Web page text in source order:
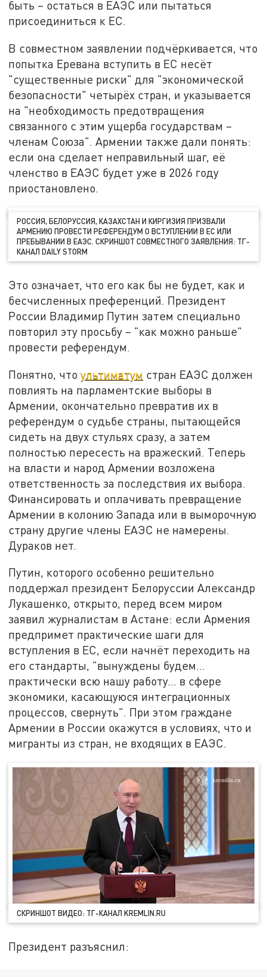
быть – остаться в ЕАЭС или пытаться
присоединиться к ЕС.
В совместном заявлении подчёркивается, что
попытка Еревана вступить в ЕС несёт
"существенные риски" для "экономической
безопасности" четырёх стран, и указывается
на "необходимость предотвращения
связанного с этим ущерба государствам –
членам Союза". Армении также дали понять:
если она сделает неправильный шаг, её
членство в ЕАЭС будет уже в 2026 году
приостановлено.
РОССИЯ, БЕЛОРУССИЯ, КАЗАХСТАН И КИРГИЗИЯ ПРИЗВАЛИ
АРМЕНИЮ ПРОВЕСТИ РЕФЕРЕНДУМ О ВСТУПЛЕНИИ В ЕС ИЛИ
ПРЕБЫВАНИИ В ЕАЭС. СКРИНШОТ СОВМЕСТНОГО ЗАЯВЛЕНИЯ: ТГ-
КАНАЛ DAILY STORM
Это означает, что его как бы не будет, как и
бесчисленных преференций. Президент
России Владимир Путин затем специально
повторил эту просьбу – "как можно раньше"
провести референдум.
Понятно, чтоультиматум стран ЕАЭС должен
повлиять на парламентские выборы в
Армении, окончательно превратив их в
референдум о судьбе страны, пытающейся
сидеть на двух стульях сразу, а затем
полностью пересесть на вражеский. Теперь
на власти и народ Армении возложена
ответственность за последствия их выбора.
Финансировать и оплачивать превращение
Армении в колонию Запада или в выморочную
страну другие члены ЕАЭС не намерены.
Дураков нет.
Путин, которого особенно решительно
поддержал президент Белоруссии Александр
Лукашенко, открыто, перед всем миром
заявил журналистам в Астане: если Армения
предпримет практические шаги для
вступления в ЕС, если начнёт переходить на
его стандарты, "вынуждены будем…
практически всю нашу работу… в сфере
экономики, касающуюся интеграционных
процессов, свернуть". При этом граждане
Армении в России окажутся в условиях, что и
мигранты из стран, не входящих в ЕАЭС.
СКРИНШОТ ВИДЕО: ТГ-КАНАЛ KREMLIN.RU
Президент разъяснил: